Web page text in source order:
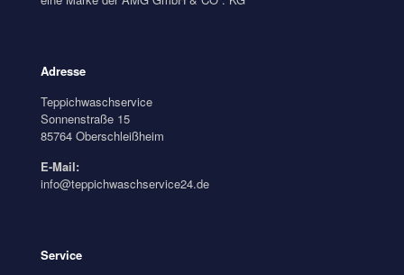
Adresse
Teppichwaschservice
Sonnenstraße 15
85764 Oberschleißheim
E-Mail:
info@teppichwaschservice24.de
Service